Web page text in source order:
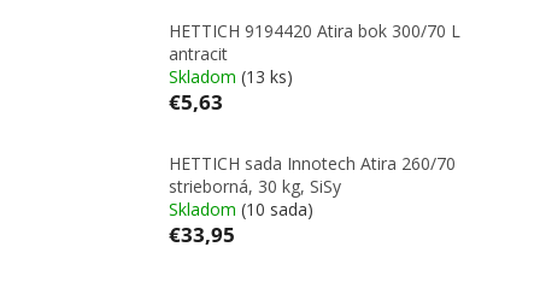
HETTICH 9194420 Atira bok 300/70 L
antracit
Skladom (13 ks)
€5,63
HETTICH sada Innotech Atira 260/70
strieborná, 30 kg, SiSy
Skladom (10 sada)
€33,95